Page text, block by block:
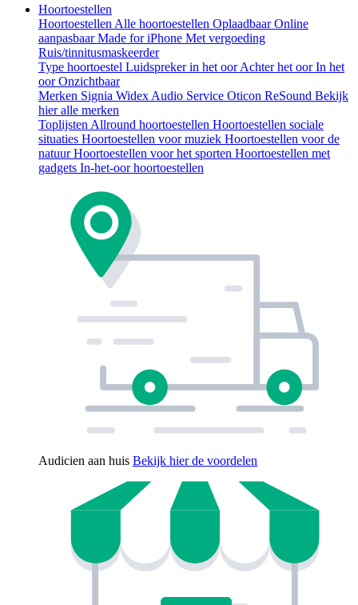
Hoortoestellen
HoortoestellenAlle hoortoestellen OplaadbaarOnline
aanpasbaarMade for iPhone Met vergoeding
Ruis/tinnitusmaskeerder
Type hoortoestel Luidspreker in het oorAchter het oorIn het
oorOnzichtbaar
Merken Signia WidexAudio Service Oticon ReSound Bekijk
hier alle merken
ToplijstenAllround hoortoestellen Hoortoestellen sociale
situaties Hoortoestellen voor muziek Hoortoestellen voor de
natuurHoortoestellen voor het sporten Hoortoestellen met
gadgets In-het-oor hoortoestellen
Audicien aan huis Bekijk hier de voordelen